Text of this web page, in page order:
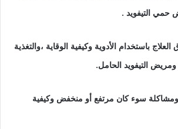
التيفويد .
باستخدام الأدوية وكيفية الوقاية ،والتغذية
التيفويد الحامل.
سوء كان مرتفع أو منخفض وكيفية